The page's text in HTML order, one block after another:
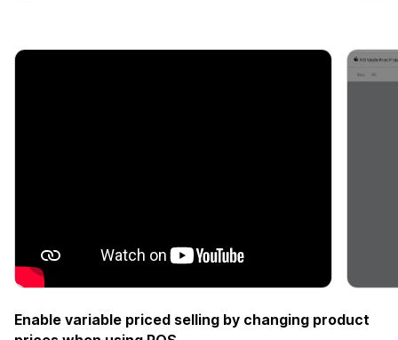
Enable variable priced selling by changing product